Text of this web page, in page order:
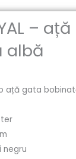
–
albă
ață gata
negru